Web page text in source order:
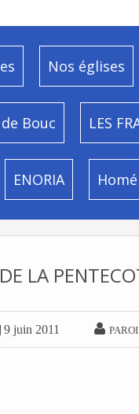
Nos églises
Bouc LES
ENORIA
LA
9 juin 2011 